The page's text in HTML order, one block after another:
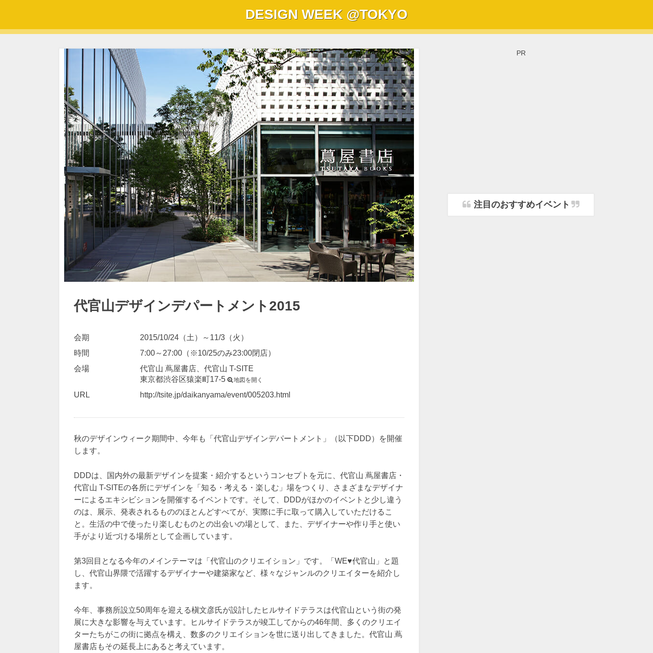
DESIGN WEEK @TOKYO
代官山デザインデパートメント2015
会期
2015/10/24（土）～11/3（火）
時間
7:00～27:00（※10/25のみ23:00閉店）
会場
代官山 蔦屋書店、代官山 T-SITE
東京都渋谷区猿楽町17-5
地図を開く
URL http://tsite.jp/daikanyama/event/005203.html
秋のデザインウィーク期間中、今年も「代官山デザインデパートメント」（以下DDD）を開催
します。
DDDは、国内外の最新デザインを提案・紹介するというコンセプトを元に、代官山 蔦屋書店・
代官山 T-SITEの各所にデザインを「知る・考える・楽しむ」場をつくり、さまざまなデザイナ
ーによるエキシビションを開催するイベントです。そして、DDDがほかのイベントと少し違う
のは、展示、発表されるもののほとんどすべてが、実際に手に取って購入していただけるこ
と。生活の中で使ったり楽しむものとの出会いの場として、また、デザイナーや作り手と使い
手がより近づける場所として企画しています。
第3回目となる今年のメインテーマは「代官山のクリエイション」です。「WE♥代官山」と題
し、代官山界隈で活躍するデザイナーや建築家など、様々なジャンルのクリエイターを紹介し
ます。
今年、事務所設立50周年を迎える槇文彦氏が設計したヒルサイドテラスは代官山という街の発
展に大きな影響を与えています。ヒルサイドテラスが竣工してからの46年間、多くのクリエイ
ターたちがこの街に拠点を構え、数多のクリエイションを世に送り出してきました。代官山 蔦
屋書店もその延長上にあると考えています。
PR
注目のおすすめイベント